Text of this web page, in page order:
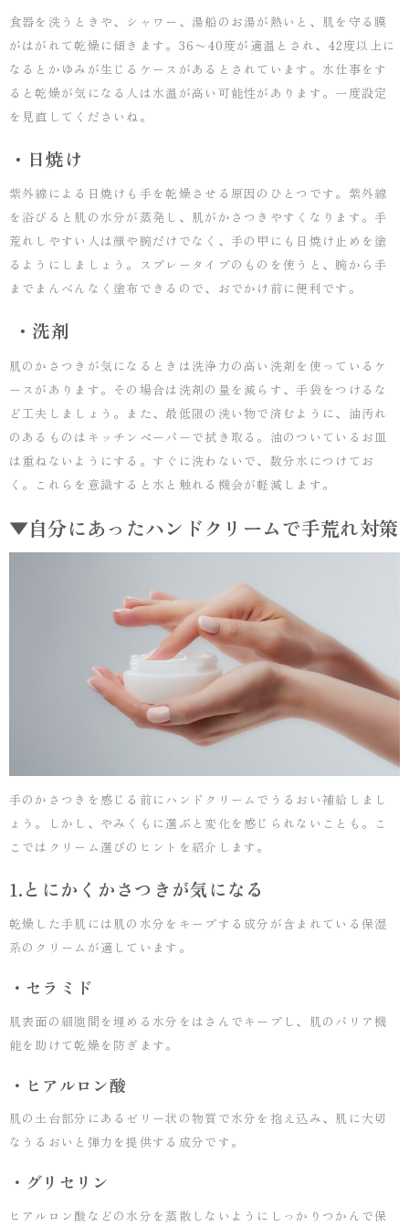
食器を洗うときや、シャワー、湯船のお湯が熱いと、肌を守る膜
がはがれて乾燥に傾きます。36〜40度が適温とされ、42度以上に
なるとかゆみが生じるケースがあるとされています。水仕事をす
ると乾燥が気になる人は水温が高い可能性があります。一度設定
を見直してくださいね。
・日焼け
紫外線による日焼けも手を乾燥させる原因のひとつです。紫外線
を浴びると肌の水分が蒸発し、肌がかさつきやすくなります。手
荒れしやすい人は顔や腕だけでなく、手の甲にも日焼け止めを塗
るようにしましょう。スプレータイプのものを使うと、腕から手
までまんべんなく塗布できるので、おでかけ前に便利です。
・洗剤
肌のかさつきが気になるときは洗浄力の高い洗剤を使っているケ
ースがあります。その場合は洗剤の量を減らす、手袋をつけるな
ど工夫しましょう。また、最低限の洗い物で済むように、油汚れ
のあるものはキッチンペーパーで拭き取る。油のついているお皿
は重ねないようにする。すぐに洗わないで、数分水につけてお
く。これらを意識すると水と触れる機会が軽減します。
▼自分にあったハンドクリームで手荒れ対策
手のかさつきを感じる前にハンドクリームでうるおい補給しまし
ょう。しかし、やみくもに選ぶと変化を感じられないことも。こ
こではクリーム選びのヒントを紹介します。
1.とにかくかさつきが気になる
乾燥した手肌には肌の水分をキープする成分が含まれている保湿
系のクリームが適しています。
・セラミド
肌表面の細胞間を埋める水分をはさんでキープし、肌のバリア機
能を助けて乾燥を防ぎます。
・ヒアルロン酸
肌の土台部分にあるゼリー状の物質で水分を抱え込み、肌に大切
なうるおいと弾力を提供する成分です。
・グリセリン
ヒアルロン酸などの水分を蒸散しないようにしっかりつかんで保